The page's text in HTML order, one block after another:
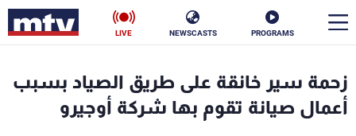
PROGRAMS
NEWSCASTS
LIVE
زحمة سير خانقة على طريق الصياد بسبب
أعمال صيانة تقوم بها شركة أوجيرو
الأخبار